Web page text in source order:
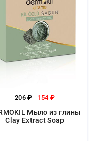
206 ₽ 154 ₽
Мыло из глины
Clay Extract Soap